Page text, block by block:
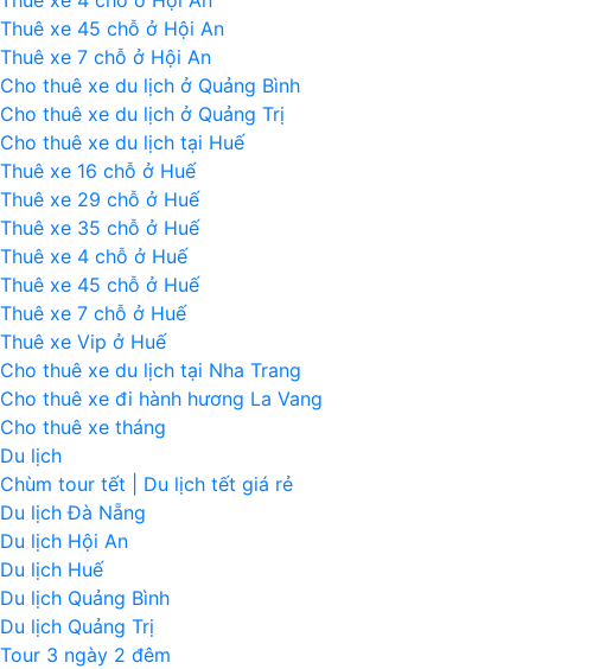
Thuê xe 45 chỗ ở Hội An
Thuê xe 7 chỗ ở Hội An
Cho thuê xe du lịch ở Quảng Bình
Cho thuê xe du lịch ở Quảng Trị
Cho thuê xe du lịch tại Huế
Thuê xe 16 chỗ ở Huế
Thuê xe 29 chỗ ở Huế
Thuê xe 35 chỗ ở Huế
Thuê xe 4 chỗ ở Huế
Thuê xe 45 chỗ ở Huế
Thuê xe 7 chỗ ở Huế
Thuê xe Vip ở Huế
Cho thuê xe du lịch tại Nha Trang
Cho thuê xe đi hành hương La Vang
Cho thuê xe tháng
Du lịch
Chùm tour tết | Du lịch tết giá rẻ
Du lịch Đà Nẵng
Du lịch Hội An
Du lịch Huế
Du lịch Quảng Bình
Du lịch Quảng Trị
Tour 3 ngày 2 đêm